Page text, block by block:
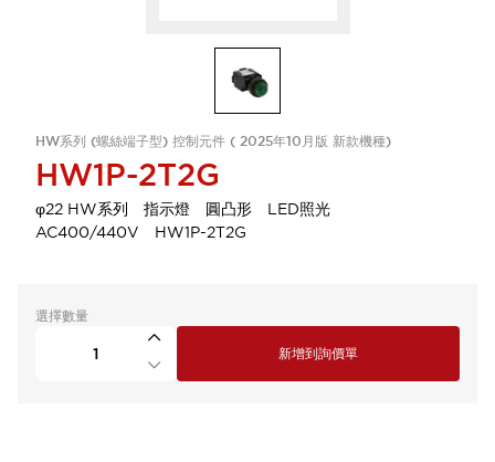
HW系列 (螺絲端子型) 控制元件 ( 2025年10月版 新款機種)
HW1P-2T2G
φ22 HW系列 指示燈 圓凸形 LED照光
AC400/440V HW1P-2T2G
選擇數量
新增到詢價單